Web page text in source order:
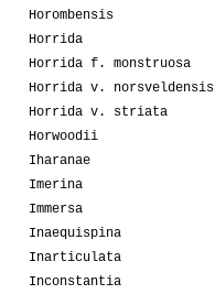
Horombensis
Horrida
Horrida f. monstruosa
Horrida v. norsveldensis
Horrida v. striata
Horwoodii
Iharanae
Imerina
Immersa
Inaequispina
Inarticulata
Inconstantia